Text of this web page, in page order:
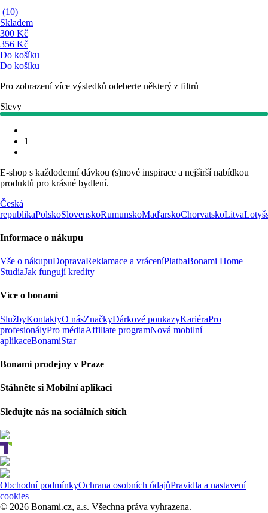
(10)
Skladem
300 Kč
356 Kč
Do košíku
Do košíku
Pro zobrazení více výsledků odeberte některý z filtrů
Slevy
1
E-shop s každodenní dávkou (s)nové inspirace a nejširší nabídkou
produktů pro krásné bydlení.
Česká
republikaPolskoSlovenskoRumunskoMaďarskoChorvatskoLitva
Informace o nákupu
Vše o nákupuDopravaReklamace a vráceníPlatbaBonami Home
StudiaJak fungují kredity
Více o bonami
SlužbyKontaktyO násZnačkyDárkové poukazyKariéraPro
profesionályPro médiaAffiliate programNová mobilní
aplikaceBonamiStar
Bonami prodejny v Praze
Stáhněte si Mobilní aplikaci
Sledujte nás na sociálních sítích
Obchodní podmínkyOchrana osobních údajůPravidla a nastavení
cookies
© 2026 Bonami.cz, a.s. Všechna práva vyhrazena.